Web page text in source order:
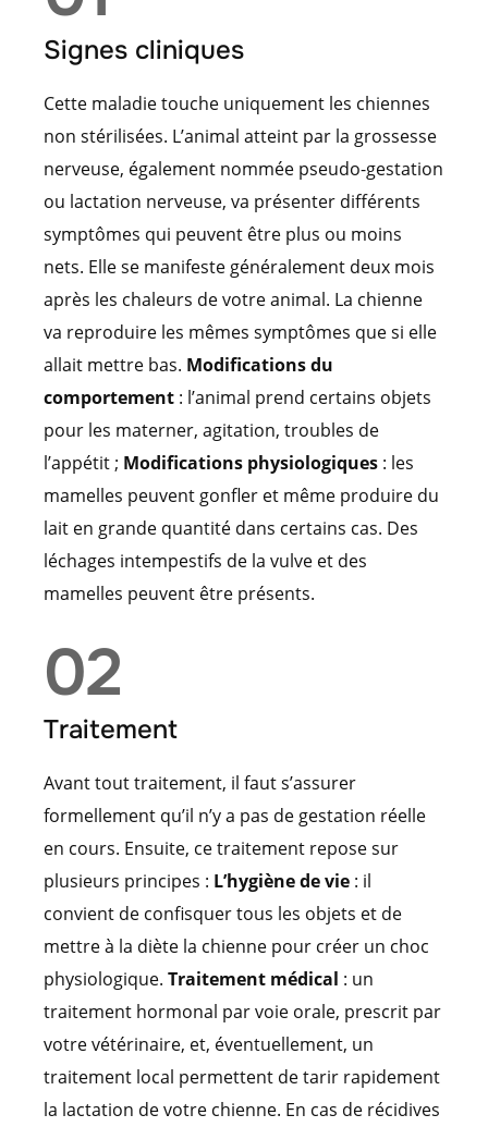
Signes cliniques
Cette maladie touche uniquement les chiennes
non stérilisées. L’animal atteint par la grossesse
nerveuse, également nommée pseudo-gestation
ou lactation nerveuse, va présenter différents
symptômes qui peuvent être plus ou moins
nets. Elle se manifeste généralement deux mois
après les chaleurs de votre animal. La chienne
va reproduire les mêmes symptômes que si elle
allait mettre bas. Modifications du
comportement : l’animal prend certains objets
pour les materner, agitation, troubles de
l’appétit ; Modifications physiologiques : les
mamelles peuvent gonfler et même produire du
lait en grande quantité dans certains cas. Des
léchages intempestifs de la vulve et des
mamelles peuvent être présents.
02
Traitement
Avant tout traitement, il faut s’assurer
formellement qu’il n’y a pas de gestation réelle
en cours. Ensuite, ce traitement repose sur
plusieurs principes : L’hygiène de vie : il
convient de confisquer tous les objets et de
mettre à la diète la chienne pour créer un choc
physiologique. Traitement médical : un
traitement hormonal par voie orale, prescrit par
votre vétérinaire, et, éventuellement, un
traitement local permettent de tarir rapidement
la lactation de votre chienne. En cas de récidives